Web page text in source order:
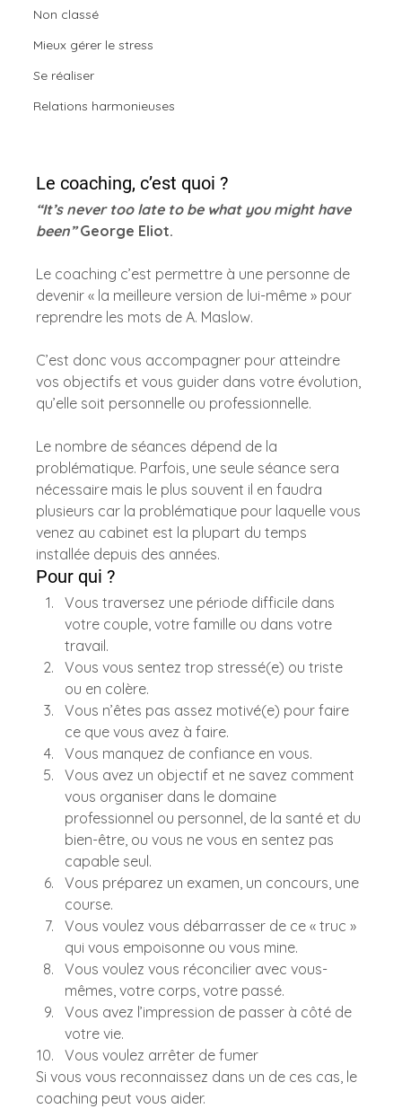
Non classé
Mieux gérer le stress
Se réaliser
Relations harmonieuses
Le coaching, c’est quoi ?
“It’s never too late to be what you might have
been” George Eliot.
Le coaching c’est permettre à une personne de
devenir « la meilleure version de lui-même » pour
reprendre les mots de A. Maslow.
C’est donc vous accompagner pour atteindre
vos objectifs et vous guider dans votre évolution,
qu’elle soit personnelle ou professionnelle.
Le nombre de séances dépend de la
problématique. Parfois, une seule séance sera
nécessaire mais le plus souvent il en faudra
plusieurs car la problématique pour laquelle vous
venez au cabinet est la plupart du temps
installée depuis des années.
Pour qui ?
Vous traversez une période difficile dans
votre couple, votre famille ou dans votre
travail.
Vous vous sentez trop stressé(e) ou triste
ou en colère.
Vous n’êtes pas assez motivé(e) pour faire
ce que vous avez à faire.
Vous manquez de confiance en vous.
Vous avez un objectif et ne savez comment
vous organiser dans le domaine
professionnel ou personnel, de la santé et du
bien-être, ou vous ne vous en sentez pas
capable seul.
Vous préparez un examen, un concours, une
course.
Vous voulez vous débarrasser de ce « truc »
qui vous empoisonne ou vous mine.
Vous voulez vous réconcilier avec vous-
mêmes, votre corps, votre passé.
Vous avez l’impression de passer à côté de
votre vie.
Vous voulez arrêter de fumer
Si vous vous reconnaissez dans un de ces cas, le
coaching peut vous aider.